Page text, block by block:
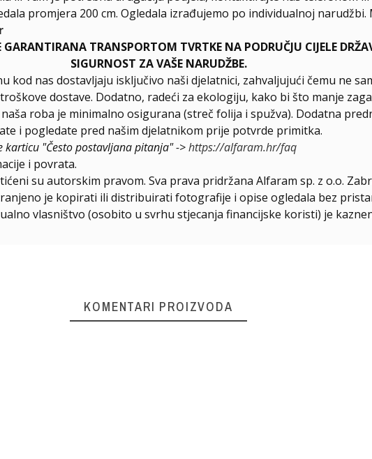
promjera 200 cm. Ogledala izrađujemo po individualnoj
GARANTIRANA TRANSPORTOM TVRTKE NA PODRUČJU CIJELE
SIGURNOST ZA VAŠE NARUDŽBE.
kod nas dostavljaju isključivo naši djelatnici, zahvaljujući čemu ne
dostave. Dodatno, radeći za ekologiju, kako bi što manje
roba je minimalno osigurana (streč folija i spužva). Dodatna
i pogledate pred našim djelatnikom prije potvrde primitka.
karticu "Često postavljana pitanja" ->https://alfaram.hr/faq
i povrata.
su autorskim pravom. Sva prava pridržana Alfaram sp. z o.o.
je kopirati ili distribuirati fotografije i opise ogledala bez
vlasništvo (osobito u svrhu stjecanja financijske koristi) je
KOMENTARI PROIZVODA